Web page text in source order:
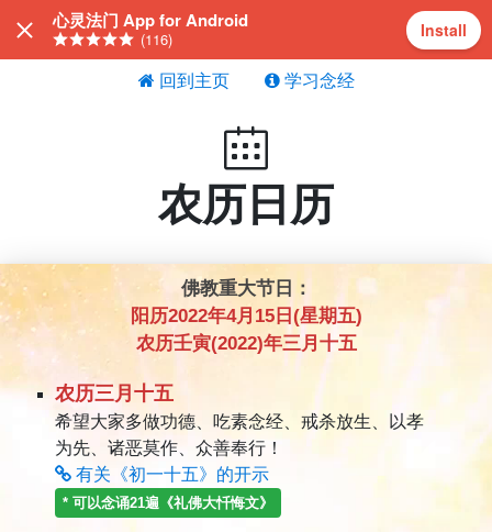
心灵法门 App for Android
(116) Install
回到主页 学习念经
农历日历
佛教重大节日：
阳历2022年4月15日(星期五)
农历壬寅(2022)年三月十五
农历三月十五
希望大家多做功德、吃素念经、戒杀放生、以孝
为先、诸恶莫作、众善奉行！
有关《初一十五》的开示
* 可以念诵21遍《礼佛大忏悔文》